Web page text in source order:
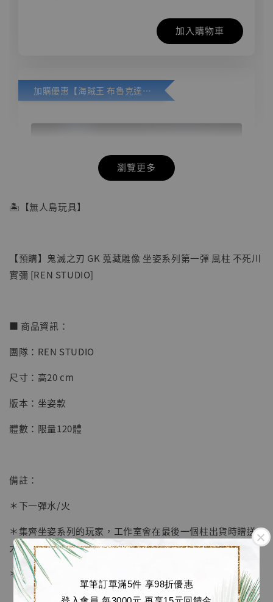
單筆訂單滿5件 享98折優惠
加入購物車
加購優惠【海賊王 布魯克達摩 [7STARS Studio]】
【店內現貨】海賊王 系列蒐藏雕像 布魯克達
NT$ 1,500
NT$ 1,870
瀏覽更多
🏝【無人島玩具】
【預購】鬼滅之刃 GK 蒐藏雕像 坐姿系列第一彈 風柱 不死川
實彌 [REN STUDIO]
■ 商品資訊：
團隊：REN STUDIO
尺寸：高20 cm
版本：坐姿款
體數：限量120體
備註：
＊下一彈水/火
＊集齊坐姿系列的玩家，工作室會在最後一個柱出貨時贈送
大地台，可容納多個柱擺放，地台設計中
＊本工作室堅持實物開定，絕不建模圖開定，絕不AI圖開定